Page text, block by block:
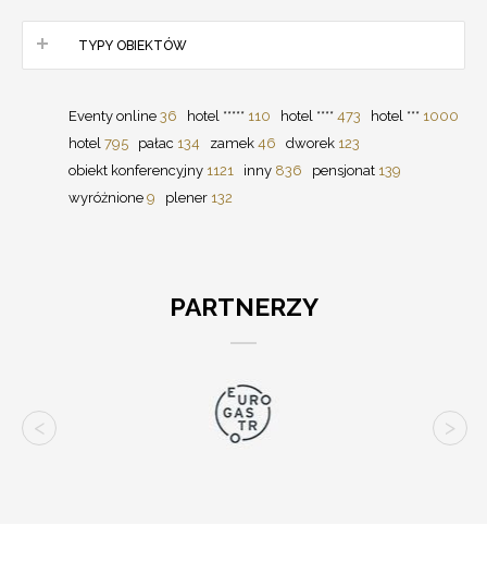
TYPY OBIEKTÓW
Eventy online 36 hotel ***** 110 hotel **** 473 hotel *** 1000
hotel 795 pałac 134 zamek 46 dworek 123
obiekt konferencyjny 1121 inny 836 pensjonat 139
wyróżnione 9 plener 132
PARTNERZY